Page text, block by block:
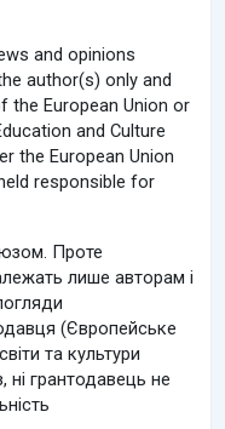
and opinions
author(s) only and
European Union or
and Culture
the European Union
responsible for
Проте
лише авторам і
(Європейське
та культури
грантодавець не